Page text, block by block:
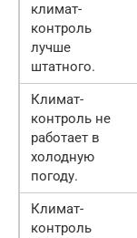
климат-
контроль
лучше
штатного.
Климат-
контроль не
работает в
холодную
погоду.
Климат-
контроль